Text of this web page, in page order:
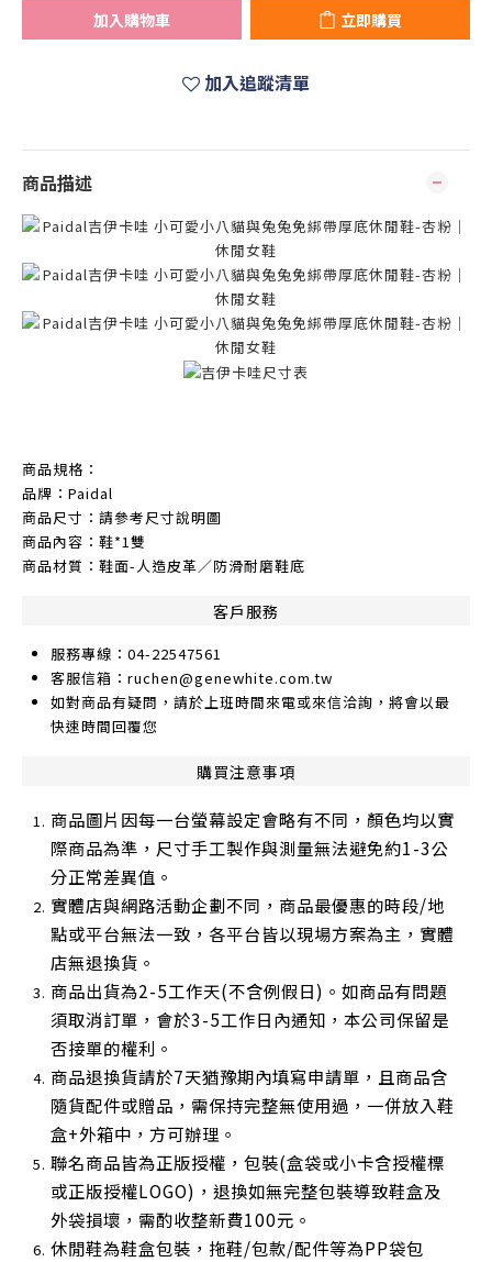
加入購物車 立即購買
加入追蹤清單
商品描述
商品規格：
品牌：Paidal
商品尺寸：請參考尺寸說明圖
商品內容：鞋*1雙
商品材質：鞋面-人造皮革／防滑耐磨鞋底
客戶服務
服務專線：04-22547561
客服信箱：ruchen@genewhite.com.tw
如對商品有疑問，請於上班時間來電或來信洽詢，將會以最
快速時間回覆您
購買注意事項
商品圖片因每一台螢幕設定會略有不同，顏色均以實
際商品為準，尺寸手工製作與測量無法避免約1-3公
分正常差異值。
實體店與網路活動企劃不同，商品最優惠的時段/地
點或平台無法一致，各平台皆以現場方案為主，實體
店無退換貨。
商品出貨為2-5工作天(不含例假日)。如商品有問題
須取消訂單，會於3-5工作日內通知，本公司保留是
否接單的權利。
商品退換貨請於7天猶豫期內填寫申請單，且商品含
隨貨配件或贈品，需保持完整無使用過，一併放入鞋
盒+外箱中，方可辦理。
聯名商品皆為正版授權，包裝(盒袋或小卡含授權標
或正版授權LOGO)，退換如無完整包裝導致鞋盒及
外袋損壞，需酌收整新費100元。
休閒鞋為鞋盒包裝，拖鞋/包款/配件等為PP袋包